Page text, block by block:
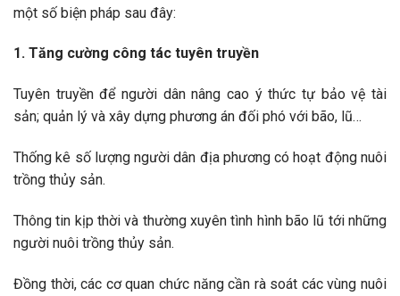
một số biện pháp sau đây:
1. Tăng cường công tác tuyên truyền
Tuyên truyền để người dân nâng cao ý thức tự bảo vệ tài
sản; quản lý và xây dựng phương án đối phó với bão, lũ…
Thống kê số lượng người dân địa phương có hoạt động nuôi
trồng thủy sản.
Thông tin kịp thời và thường xuyên tình hình bão lũ tới những
người nuôi trồng thủy sản.
Đồng thời, các cơ quan chức năng cần rà soát các vùng nuôi